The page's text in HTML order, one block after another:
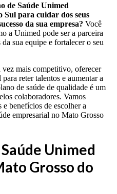
de Saúde Unimed
Sul para cuidar dos seus
da sua empresa? Você
a Unimed pode ser a parceira
da sua equipe e fortalecer o seu
vez mais competitivo, oferecer
reter talentos e aumentar a
de saúde de qualidade é um
colaboradores. Vamos
e benefícios de escolher a
empresarial no Mato Grosso
Saúde Unimed
Grosso do